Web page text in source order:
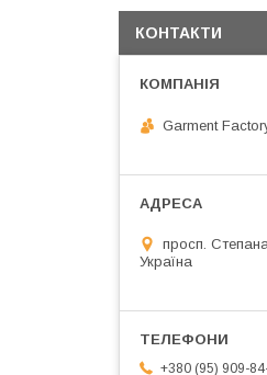
КОНТАКТИ
Garment
просп.
Україна
+380 (95) 909-